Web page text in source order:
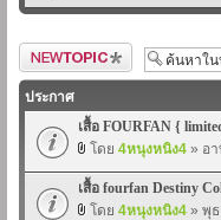
ตั้งกระทู้ใหม่
ประกาศ
เสื้อ FOURFAN {
โดย 4หนุงหนิง4 » อ
เสื้อ fourfan Destiny
โดย 4หนุงหนิง4 » พุ